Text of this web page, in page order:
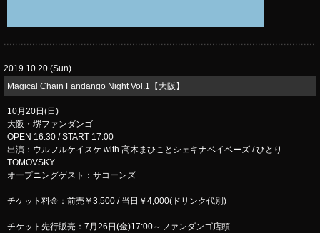
2019.10.20 (Sun)
​Magical Chain Fandango Night Vol.1【大阪】
10月20日(日)
大阪・堺ファンダンゴ
OPEN 16:30 / START 17:00
出演：ウルフルケイスケ with 高木まひことシェキナベイベーズ / ひとり
TOMOVSKY
オープニングゲスト：サコーンズ
チケット料金：前売￥3,500 / 当日￥4,000(ドリンク代別)
チケット先行販売：7月26日(金)17:00～ファンダンゴ店頭